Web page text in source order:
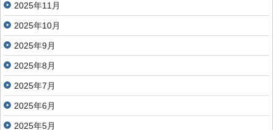
2025年11月
2025年10月
2025年9月
2025年8月
2025年7月
2025年6月
2025年5月